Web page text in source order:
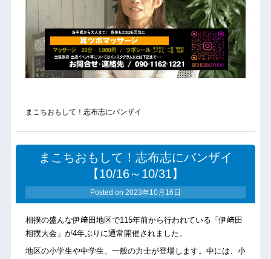
まこちおもして！志布志にバンザイ
まこちおもして！志布志にバンザイ
【10/16～10/31】
Posted on 2023年10月16日
相撲の盛んな伊﨑田地区で115年前から行われている「伊﨑田
相撲大会」が4年ぶりに通常開催されました。
地区の小学生や中学生、一般の力士が登場します。中には、小